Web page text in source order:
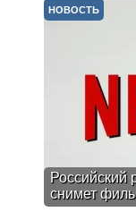
Российский
снимет
НОВОСТЬ